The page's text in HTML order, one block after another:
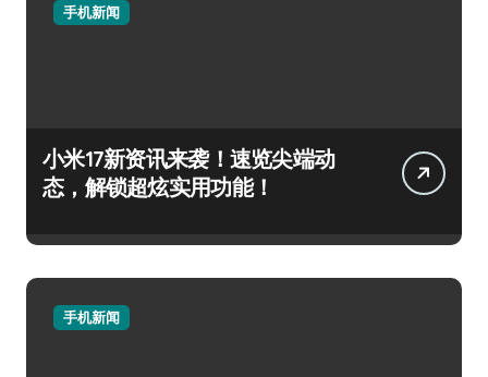
手机新闻
小米17新资讯来袭！速览尖端动
态，解锁超炫实用功能！
手机新闻